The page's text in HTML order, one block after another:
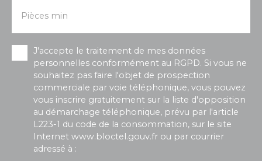
Pièces min
J'accepte le traitement de mes données
personnelles conformément au RGPD. Si vous ne
souhaitez pas faire l'objet de prospection
commerciale par voie téléphonique, vous pouvez
vous inscrire gratuitement sur la liste d'opposition
au démarchage téléphonique, prévu par l'article
L223-1 du code de la consommation, sur le site
Internet www.bloctel.gouv.fr ou par courrier
adressé à :